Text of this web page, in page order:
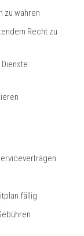
zu wahren
Recht zu
fällig